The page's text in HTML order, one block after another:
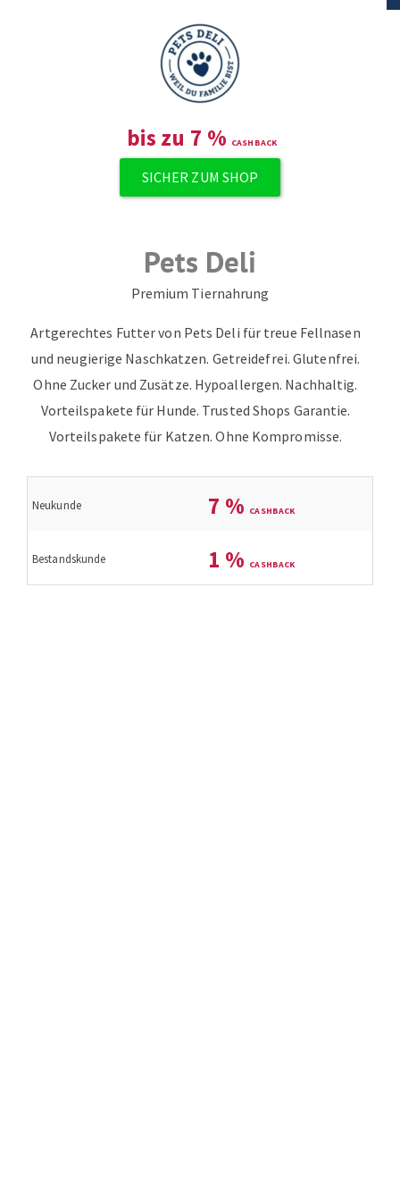
bis zu 7 %
SICHER ZUM SHOP
Pets Deli
Premium Tiernahrung
Artgerechtes Futter von Pets Deli für treue Fellnasen
und neugierige Naschkatzen. Getreidefrei. Glutenfrei.
Ohne Zucker und Zusätze. Hypoallergen. Nachhaltig.
Vorteilspakete für Hunde. Trusted Shops Garantie.
Vorteilspakete für Katzen. Ohne Kompromisse.
Neukunde 7 %
Bestandskunde 1 %